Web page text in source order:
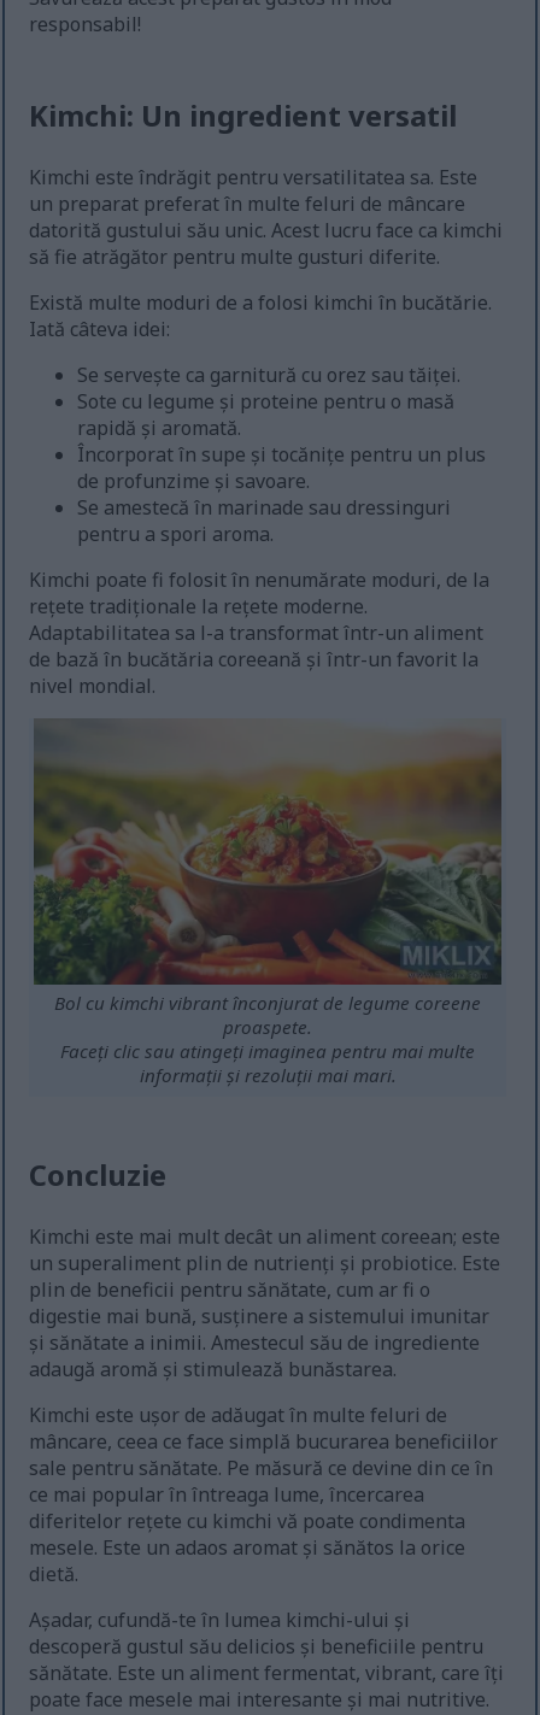
responsabil!
Kimchi: Un ingredient versatil
Kimchi este îndrăgit pentru versatilitatea sa. Este
un preparat preferat în multe feluri de mâncare
datorită gustului său unic. Acest lucru face ca kimchi
să fie atrăgător pentru multe gusturi diferite.
Există multe moduri de a folosi kimchi în bucătărie.
Iată câteva idei:
Se servește ca garnitură cu orez sau tăiței.
Sote cu legume și proteine pentru o masă
rapidă și aromată.
Încorporat în supe și tocănițe pentru un plus
de profunzime și savoare.
Se amestecă în marinade sau dressinguri
pentru a spori aroma.
Kimchi poate fi folosit în nenumărate moduri, de la
rețete tradiționale la rețete moderne.
Adaptabilitatea sa l-a transformat într-un aliment
de bază în bucătăria coreeană și într-un favorit la
nivel mondial.
Bol cu kimchi vibrant înconjurat de legume coreene
proaspete.
Faceți clic sau atingeți imaginea pentru mai multe
informații și rezoluții mai mari.
Concluzie
Kimchi este mai mult decât un aliment coreean; este
un superaliment plin de nutrienți și probiotice. Este
plin de beneficii pentru sănătate, cum ar fi o
digestie mai bună, susținere a sistemului imunitar
și sănătate a inimii. Amestecul său de ingrediente
adaugă aromă și stimulează bunăstarea.
Kimchi este ușor de adăugat în multe feluri de
mâncare, ceea ce face simplă bucurarea beneficiilor
sale pentru sănătate. Pe măsură ce devine din ce în
ce mai popular în întreaga lume, încercarea
diferitelor rețete cu kimchi vă poate condimenta
mesele. Este un adaos aromat și sănătos la orice
dietă.
Așadar, cufundă-te în lumea kimchi-ului și
descoperă gustul său delicios și beneficiile pentru
sănătate. Este un aliment fermentat, vibrant, care îți
poate face mesele mai interesante și mai nutritive.